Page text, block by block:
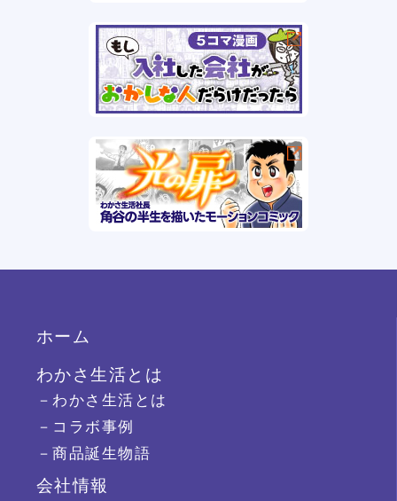
ホーム
わかさ生活とは
－わかさ生活とは
－コラボ事例
－商品誕生物語
会社情報